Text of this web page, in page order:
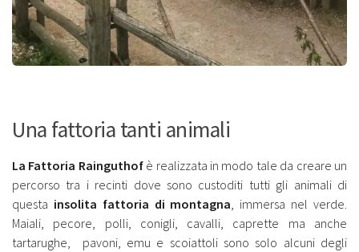
Una fattoria tanti animali
La Fattoria Rainguthofè realizzata in modo tale da creare un
percorso tra i recinti dove sono custoditi tutti gli animali di
questa insolita fattoria di montagna , immersa nel verde.
Maiali, pecore, polli, conigli, cavalli, caprette ma anche
tartarughe, pavoni, emu e scoiattoli sono solo alcuni degli